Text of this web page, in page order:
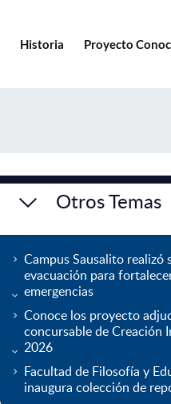
Historia Proyecto
Otros Temas
Campus Sausalito realizó
evacuación para
emergencias
Conoce los proyecto
concursable de Creación
2026
Facultad de Filosofía y
inaugura colección de